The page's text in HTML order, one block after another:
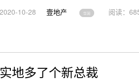
2020-10-28 壹地产 华润 阅读：
实地多了个新总裁